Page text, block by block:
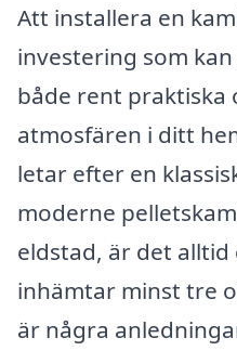
Att installera en
investering som
både rent praktiska
atmosfären i ditt
letar efter en
moderne
eldstad, är det
inhämtar minst tre
är några